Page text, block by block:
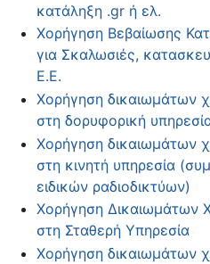
κατάληξη .gr ή ελ.
Χορήγηση Βεβαίωσης
για Σκαλωσιές,
Ε.Ε.
Χορήγηση δικαιωμάτων
στη δορυφορική
Χορήγηση δικαιωμάτων
στη κινητή υπηρεσία
ειδικών ραδιοδικτύων)
Χορήγηση Δικαιωμάτων
στη Σταθερή Υπηρεσία
Χορήγηση δικαιωμάτων